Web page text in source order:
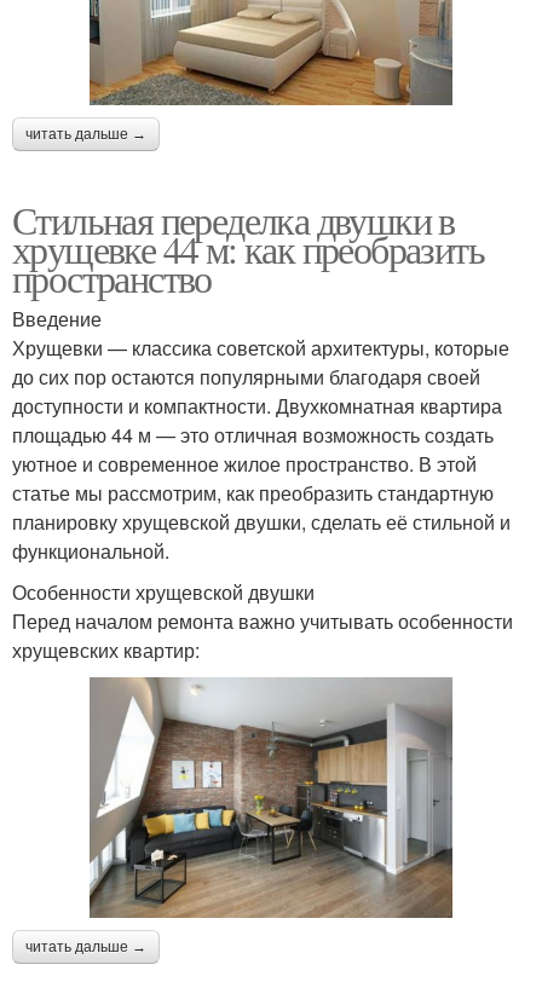
читать дальше →
Стильная переделка двушки в
хрущевке 44 м: как преобразить
пространство
Введение
Хрущевки — классика советской архитектуры, которые
до сих пор остаются популярными благодаря своей
доступности и компактности. Двухкомнатная квартира
площадью 44 м — это отличная возможность создать
уютное и современное жилое пространство. В этой
статье мы рассмотрим, как преобразить стандартную
планировку хрущевской двушки, сделать её стильной и
функциональной.
Особенности хрущевской двушки
Перед началом ремонта важно учитывать особенности
хрущевских квартир:
читать дальше →